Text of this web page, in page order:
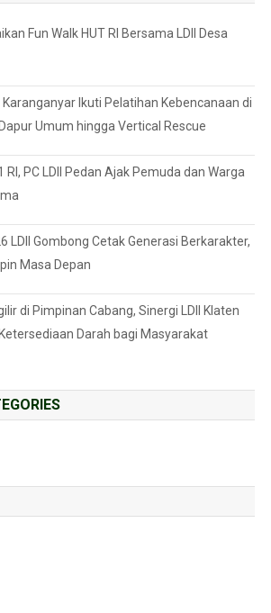
Fun Walk HUT RI Bersama LDII Desa
Karanganyar Ikuti Pelatihan Kebencanaan di
Umum hingga Vertical Rescue
RI, PC LDII Pedan Ajak Pemuda dan Warga
LDII Gombong Cetak Generasi Berkarakter,
Masa Depan
di Pimpinan Cabang, Sinergi LDII Klaten
Darah bagi Masyarakat